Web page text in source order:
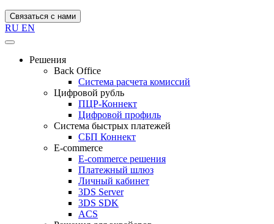
Связаться с нами
RU EN
Решения
Back Office
Система расчета комиссий
Цифровой рубль
ПЦР-Коннект
Цифровой профиль
Система быстрых платежей
СБП Коннект
E-commerce
E-commerce решения
Платежный шлюз
Личный кабинет
3DS Server
3DS SDK
ACS